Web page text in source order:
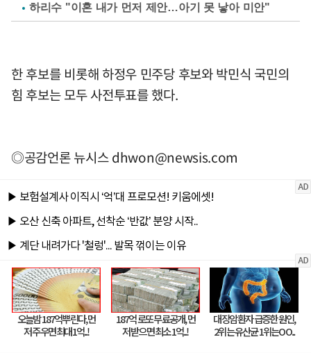
하리수 "이혼 내가 먼저 제안…아기 못 낳아 미안"
한 후보를 비롯해 하정우 민주당 후보와 박민식 국민의
힘 후보는 모두 사전투표를 했다.
◎공감언론 뉴시스dhwon@newsis.com